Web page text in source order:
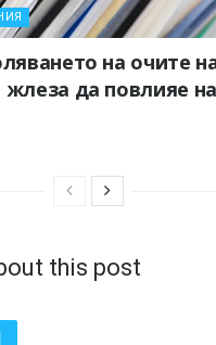
на очите
да повлияе
this post